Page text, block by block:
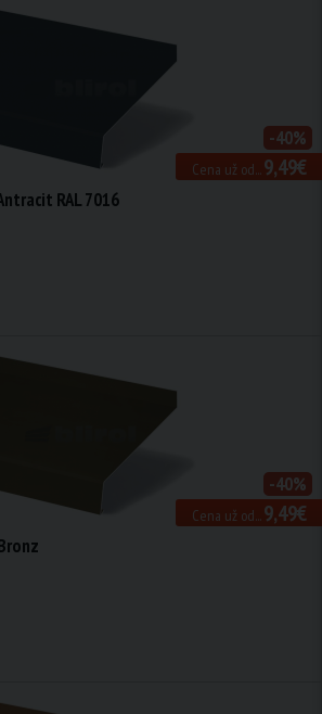
Cena už od...9,49€
-40%
RAL 7016
Cena už od...9,49€
-40%